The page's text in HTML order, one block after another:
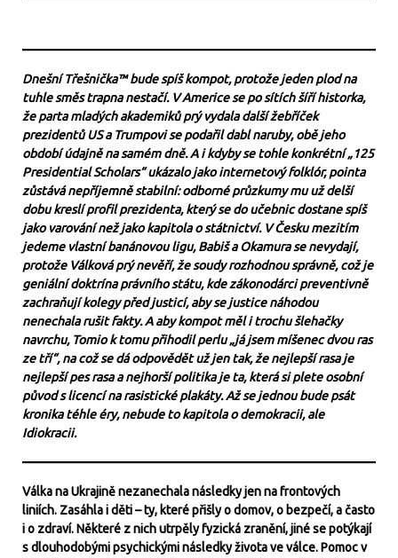
Dnešní Třešnička™ bude spíš kompot, protože jeden plod na
tuhle směs trapna nestačí. V Americe se po sítích šíří historka,
že parta mladých akademiků prý vydala další žebříček
prezidentů US a Trumpovi se podařil dabl naruby, obě jeho
období údajně na samém dně. A i kdyby se tohle konkrétní „125
Presidential Scholars“ ukázalo jako internetový folklór, pointa
zůstává nepříjemně stabilní: odborné průzkumy mu už delší
dobu kreslí profil prezidenta, který se do učebnic dostane spíš
jako varování než jako kapitola o státnictví. V Česku mezitím
jedeme vlastní banánovou ligu, Babiš a Okamura se nevydají,
protože Válková prý nevěří, že soudy rozhodnou správně, což je
geniální doktrína právního státu, kde zákonodárci preventivně
zachraňují kolegy před justicí, aby se justice náhodou
nenechala rušit fakty. A aby kompot měl i trochu šlehačky
navrchu, Tomio k tomu přihodil perlu „já jsem míšenec dvou ras
ze tří“, na což se dá odpovědět už jen tak, že nejlepší rasa je
nejlepší pes rasa a nejhorší politika je ta, která si plete osobní
původ s licencí na rasistické plakáty. Až se jednou bude psát
kronika téhle éry, nebude to kapitola o demokracii, ale
Idiokracii.
Válka na Ukrajině nezanechala následky jen na frontových
liniích. Zasáhla i děti – ty, které přišly o domov, o bezpečí, a často
i o zdraví. Některé z nich utrpěly fyzická zranění, jiné se potýkají
s dlouhodobými psychickými následky života ve válce. Pomoc v